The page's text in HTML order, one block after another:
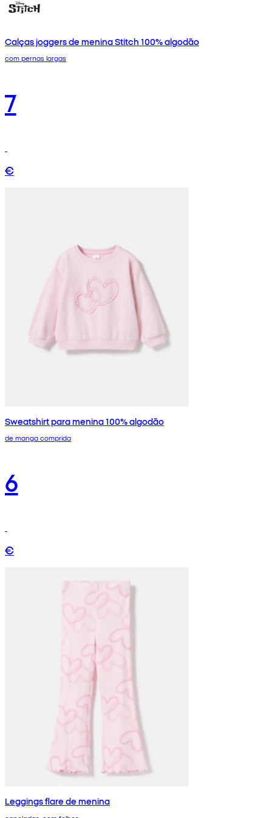
Calças joggers de menina Stitch 100% algodão
com pernas largas
7
€
Sweatshirt para menina 100% algodão
de manga comprida
6
€
Leggings flare de menina